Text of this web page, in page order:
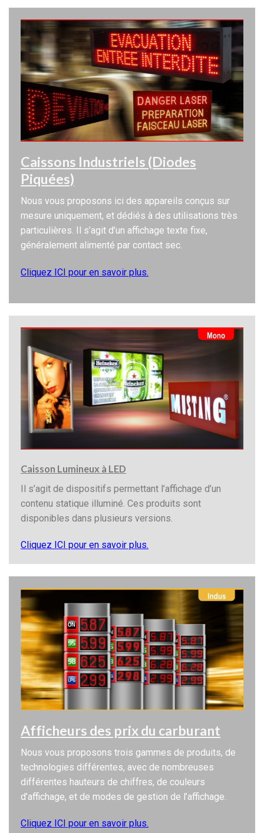
Caissons Industriels (Diodes
Piquées)
Nous vous proposons ici des appareils conçus sur
mesure uniquement, et dédiés à des utilisations très
particulières. Il s’agit d’un affichage texte fixe,
généralement alimenté par contact sec.
Cliquez ICI pour en savoir plus.
Caisson Lumineux à LED
Il s’agit de dispositifs permettant l’affichage d’un
contenu statique illuminé. Ces produits sont
disponibles dans plusieurs versions.
Cliquez ICI pour en savoir plus.
Afficheurs des prix du carburant
Nous vous proposons trois gammes de produits, de
technologies différentes, avec de nombreuses
différentes hauteurs de chiffres, de couleurs
d’affichage, et de modes de gestion de l’affichage.
Cliquez ICI pour en savoir plus.